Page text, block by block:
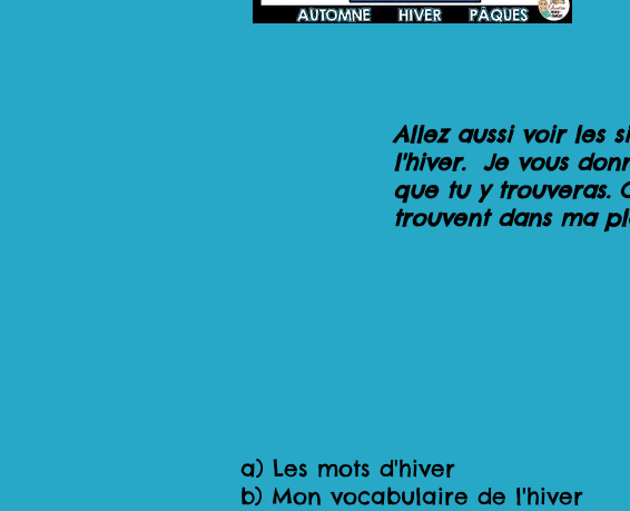
Allez aussivoir les
l'hiver. Je vous
que tu y trouveras.
trouvent dans ma
a) Les mots d'hiver
b) Mon vocabulaire de l'hiver